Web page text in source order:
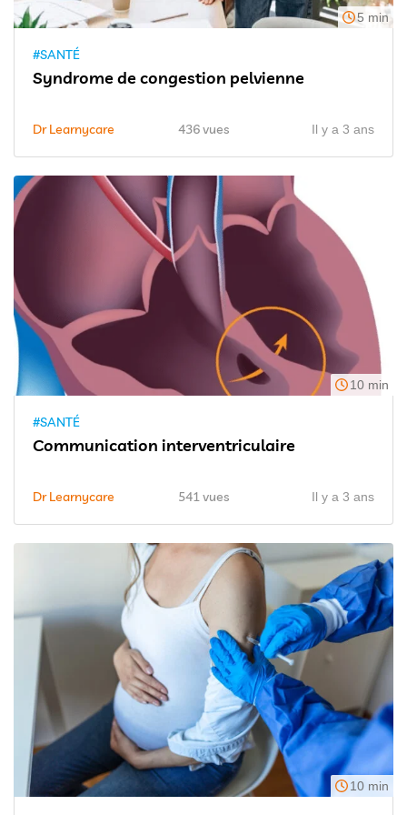
5 min
#SANTÉ
Syndrome de congestion pelvienne
Dr Learnycare 436 vues Il y a 3 ans
10 min
#SANTÉ
Communication interventriculaire
Dr Learnycare 541 vues Il y a 3 ans
10 min